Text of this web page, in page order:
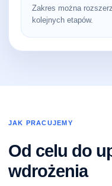
Zakres można
kolejnych etapów.
JAK PRACUJEMY
Od celu do
wdrożenia